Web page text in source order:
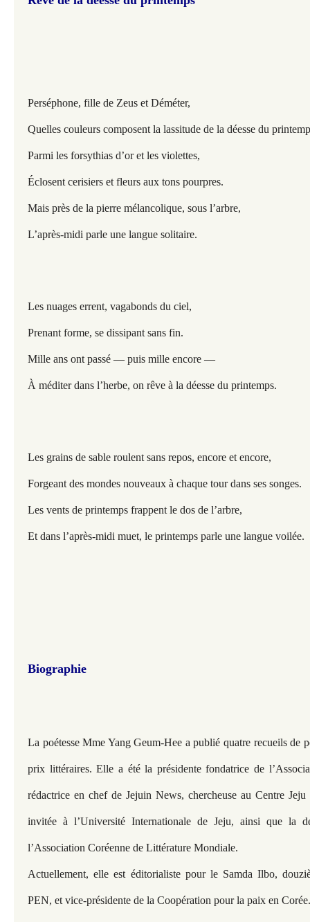
Perséphone, fille de Zeus et Déméter,
Quelles couleurs composent la lassitude de la déesse du
Parmi les forsythias d’or et les violettes,
Éclosent cerisiers et fleurs aux tons pourpres.
Mais près de la pierre mélancolique, sous l’arbre,
L’après-midi parle une langue solitaire.
Les nuages errent, vagabonds du ciel,
Prenant forme, se dissipant sans fin.
Mille ans ont passé — puis mille encore —
À méditer dans l’herbe, on rêve à la déesse du printemps.
Les grains de sable roulent sans repos, encore et encore,
Forgeant des mondes nouveaux à chaque tour dans ses songes.
Les vents de printemps frappent le dos de l’arbre,
Et dans l’après-midi muet, le printemps parle une langue voilée.
Biographie
La poétesse Mme Yang Geum-Hee a publié quatre recueils de
prix littéraires. Elle a été la présidente fondatrice de
rédactrice en chef de Jejuin News, chercheuse au Centre Jeju
invitée à l’Université Internationale de Jeju, ainsi que la
l’Association Coréenne de Littérature Mondiale.
Actuellement, elle est éditorialiste pour le Samda Ilbo,
PEN, et vice-présidente de la Coopération pour la paix en Corée.